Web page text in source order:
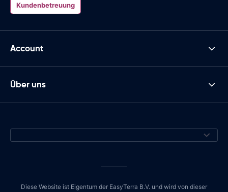
Kundenbetreuung
Account
Über uns
Diese Website ist Eigentum der EasyTerra B.V. und wird von dieser